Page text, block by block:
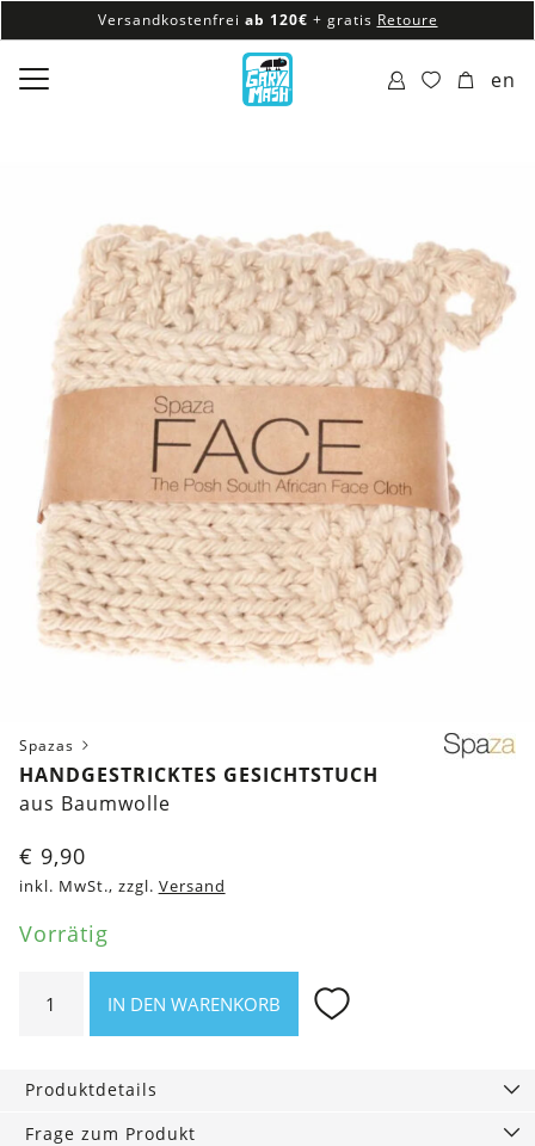
Versandkostenfrei ab 120€ + gratis Retoure
100% veganes & fair produziertes Sortiment
Versandkostenfrei ab 120€
en
Spazas
HANDGESTRICKTES GESICHTSTUCH
aus Baumwolle
€ 9,90
inkl. MwSt., zzgl. Versand
Vorrätig
GesichtstuchIN DEN WARENKORB
Produktdetails
Frage zum Produkt